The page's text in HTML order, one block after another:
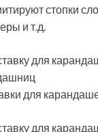
стопки
и т.д.
для